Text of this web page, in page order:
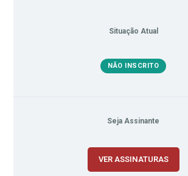
Situação Atual
NÃO INSCRITO
Seja Assinante
VER ASSINATURAS